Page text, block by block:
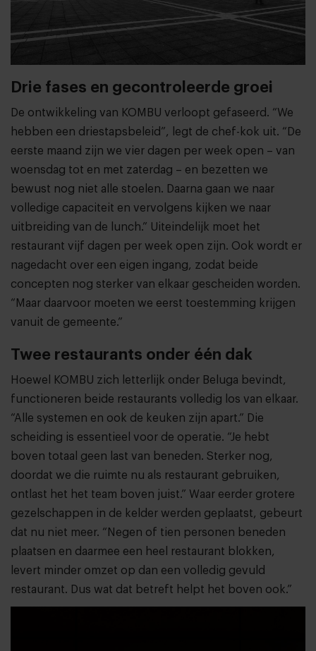
Drie fases en gecontroleerde groei
De ontwikkeling van KOMBU verloopt gefaseerd. “We
hebben een driestapsbeleid”, legt de chef-kok uit. “De
eerste maand zijn we vier dagen per week open – van
woensdag tot en met zaterdag – en bezetten we
bewust nog niet alle stoelen. Daarna gaan we naar
volledige capaciteit en vervolgens kijken we naar
uitbreiding van de lunch.” Uiteindelijk moet het
restaurant vijf dagen per week open zijn. Ook wordt er
nagedacht over een eigen ingang, zodat beide
concepten nog sterker van elkaar gescheiden worden.
“Maar daarvoor moeten we eerst toestemming krijgen
vanuit de gemeente.”
Twee restaurants onder één dak
Hoewel KOMBU zich letterlijk onder Beluga bevindt,
functioneren beide restaurants volledig los van elkaar.
“Alle systemen en ook de keuken zijn apart.” Die
scheiding is essentieel voor de operatie. “Je hebt
boven totaal geen last van beneden. Sterker nog,
doordat we die ruimte nu als restaurant gebruiken,
ontlast het het team boven juist.” Waar eerder grotere
gezelschappen in de kelder werden geplaatst, gebeurt
dat nu niet meer. “Negen of tien personen beneden
plaatsen en daarmee een heel restaurant blokken,
levert minder omzet op dan een volledig gevuld
restaurant. Dus wat dat betreft helpt het boven ook.”